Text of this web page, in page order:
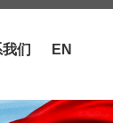
们 EN